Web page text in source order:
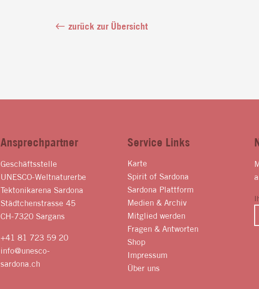
zurück zur Übersicht
Ansprechpartner
Geschäftsstelle
UNESCO-Weltnaturerbe
Tektonikarena Sardona
Städtchenstrasse 45
CH-7320 Sargans
+41 81 723 59 20
info@unesco-
sardona.ch
Service Links
Karte
Spirit of Sardona
Sardona Plattform
Medien & Archiv
Mitglied werden
Fragen & Antworten
Shop
Impressum
Über uns